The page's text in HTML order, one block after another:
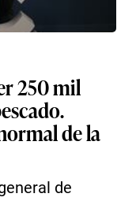
250 mil
de la
de